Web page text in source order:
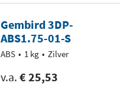
Gembird 3DP-
ABS1.75-01-S
ABS 1 kg Zilver
v.a. € 25,53